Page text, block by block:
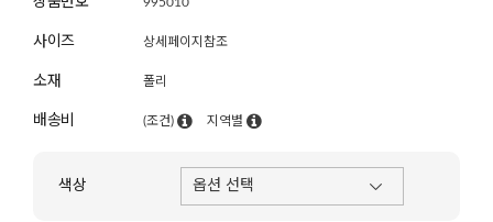
사이즈 상세페이지참조
소재 폴리
배송비 (조건) 지역별
색상